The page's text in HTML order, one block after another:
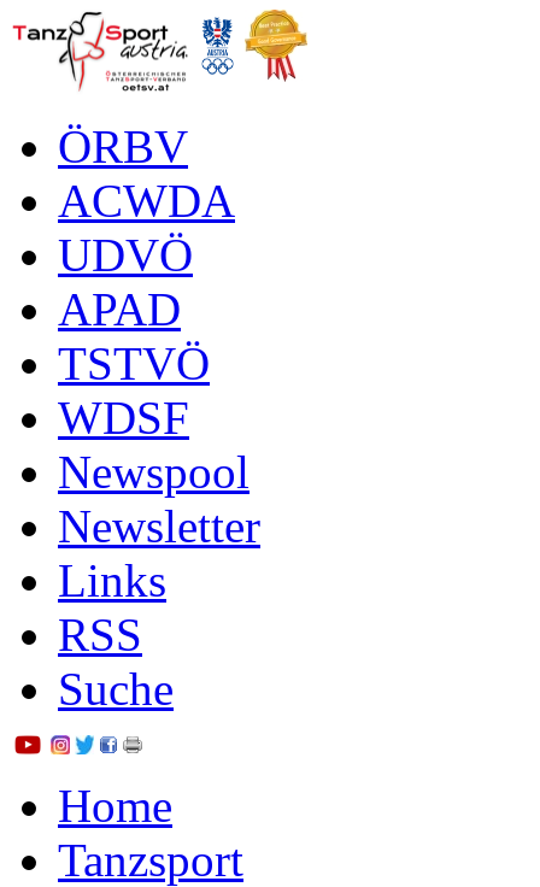
ÖRBV
ACWDA
UDVÖ
APAD
TSTVÖ
WDSF
Newspool
Newsletter
Links
RSS
Suche
Home
Tanzsport